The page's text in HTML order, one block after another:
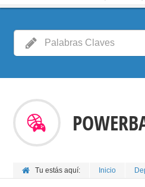
Tu estás aquí: Inicio